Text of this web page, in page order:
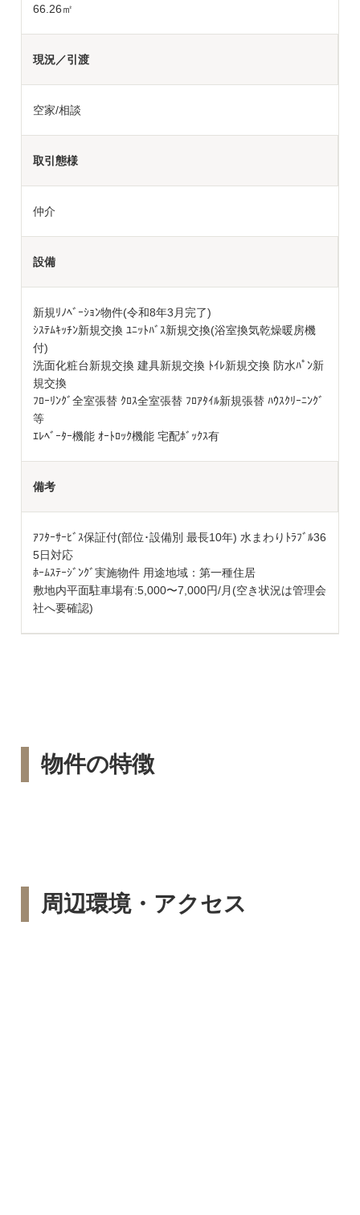
66.26㎡
現況／引渡
空家/相談
取引態様
仲介
設備
新規ﾘﾉﾍﾞｰｼｮﾝ物件(令和8年3月完了)
ｼｽﾃﾑｷｯﾁﾝ新規交換 ﾕﾆｯﾄﾊﾞｽ新規交換(浴室換気乾燥暖房機
付)
洗面化粧台新規交換 建具新規交換 ﾄｲﾚ新規交換 防水ﾊﾟﾝ新
規交換
ﾌﾛｰﾘﾝｸﾞ全室張替 ｸﾛｽ全室張替 ﾌﾛｱﾀｲﾙ新規張替 ﾊｳｽｸﾘｰﾆﾝｸﾞ
等
ｴﾚﾍﾞｰﾀｰ機能 ｵｰﾄﾛｯｸ機能 宅配ﾎﾞｯｸｽ有
備考
ｱﾌﾀｰｻｰﾋﾞｽ保証付(部位･設備別 最長10年) 水まわりﾄﾗﾌﾞﾙ36
5日対応
ﾎｰﾑｽﾃｰｼﾞﾝｸﾞ実施物件 用途地域：第一種住居
敷地内平面駐車場有:5,000〜7,000円/月(空き状況は管理会
社へ要確認)
物件の特徴
周辺環境・アクセス